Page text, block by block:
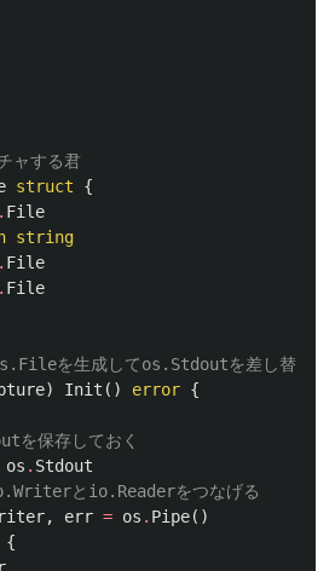
ャする君
struct
{
. File
string
. File
. File
を生成してos.Stdoutを差し替える
) Init () error {
保存しておく
os . Stdout
とio.Readerをつなげる
, err = os . Pipe()
{